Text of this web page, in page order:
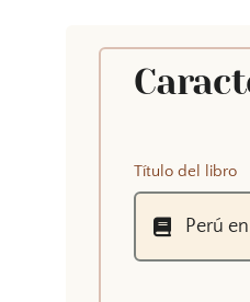
Título del libro